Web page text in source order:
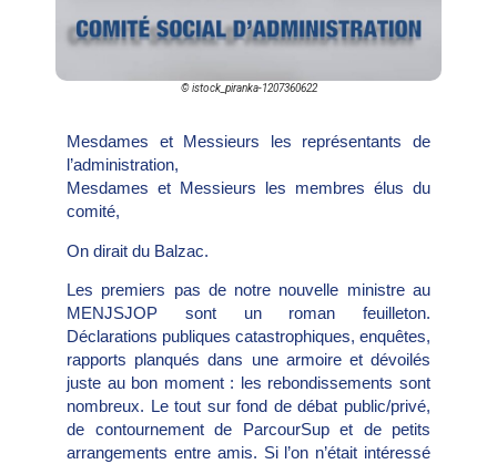
© istock_piranka-1207360622
Mesdames et Messieurs les représentants de
l’administration,
Mesdames et Messieurs les membres élus du
comité,
On dirait du Balzac.
Les premiers pas de notre nouvelle ministre au
MENJSJOP sont un roman feuilleton.
Déclarations publiques catastrophiques, enquêtes,
rapports planqués dans une armoire et dévoilés
juste au bon moment : les rebondissements sont
nombreux. Le tout sur fond de débat public/privé,
de contournement de ParcourSup et de petits
arrangements entre amis. Si l’on n’était intéressé